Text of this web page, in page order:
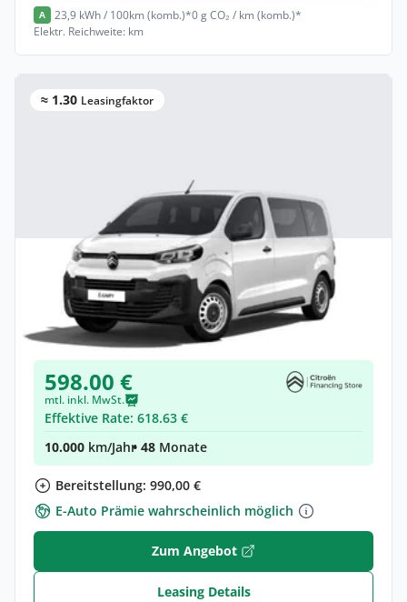
A 23,9 kWh / 100km (komb.)*0 g CO₂ / km (komb.)*
Elektr. Reichweite: km
≈ 1.30 Leasingfaktor
Gewerbe & Privat
Citroën Jumpy Kombi Kombi (Länge M)
Elektro •Automatik •
Neuwagen(konfigurierbar)
598.00 €
mtl. inkl. MwSt.
Effektive Rate: 618.63 €
10.000 km/Jahr• 48 Monate
Bereitstellung: 990,00 €
E-Auto Prämie wahrscheinlich möglich
Zum Angebot
Leasing Details